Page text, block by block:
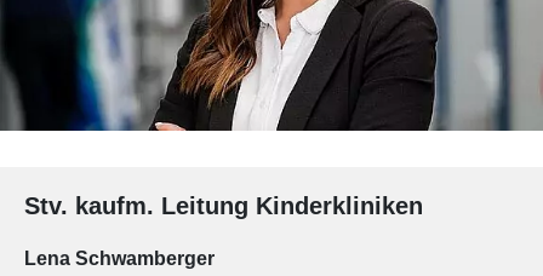
Stv. kaufm. Leitung Kinderkliniken
Lena Schwamberger